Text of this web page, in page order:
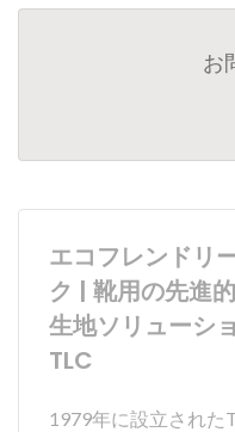
お
エコフレンドリ
ク | 靴用の先進
生地ソリューシ
TLC
1979年に設立された